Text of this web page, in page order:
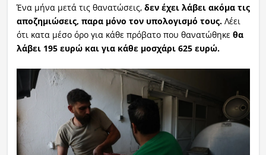
Ένα μήνα μετά τις θανατώσεις, δεν έχει λάβει ακόμα τις
αποζημιώσεις, παρα μόνο τον υπολογισμό τους.Λέει
ότι κατα μέσο όρο για κάθε πρόβατο που θανατώθηκε θα
λάβει 195 ευρώ και για κάθε μοσχάρι 625 ευρώ.